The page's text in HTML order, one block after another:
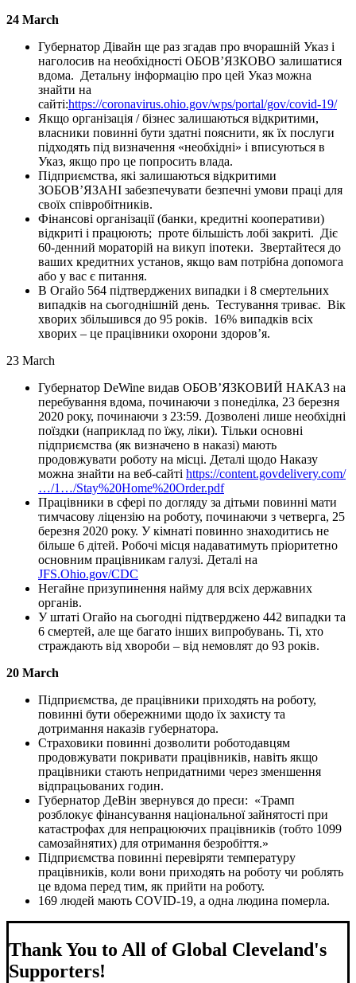
24 March
Губернатор Дівайн ще раз згадав про вчорашній Указ і
наголосив на необхідності ОБОВ’ЯЗКОВО залишатися
вдома. Детальну інформацію про цей Указ можна
знайти на
сайті:https://coronavirus.ohio.gov/wps/portal/gov/covid-19/
Якщо організація / бізнес залишаються відкритими,
власники повинні бути здатні пояснити, як їх послуги
підходять під визначення «необхідні» і вписуються в
Указ, якщо про це попросить влада.
Підприємства, які залишаються відкритими
ЗОБОВ’ЯЗАНІ забезпечувати безпечні умови праці для
своїх співробітників.
Фінансові організації (банки, кредитні кооперативи)
відкриті і працюють; проте більшість лобі закриті. Діє
60-денний мораторій на викуп іпотеки. Звертайтеся до
ваших кредитних установ, якщо вам потрібна допомога
або у вас є питання.
В Огайо 564 підтверджених випадки і 8 смертельних
випадків на сьогоднішній день. Тестування триває. Вік
хворих збільшився до 95 років. 16% випадків всіх
хворих – це працівники охорони здоров’я.
23 March
Губернатор DeWine видав ОБОВ’ЯЗКОВИЙ НАКАЗ на
перебування вдома, починаючи з понеділка, 23 березня
2020 року, починаючи з 23:59. Дозволені лише необхідні
поїздки (наприклад по їжу, ліки). Тільки основні
підприємства (як визначено в наказі) мають
продовжувати роботу на місці. Деталі щодо Наказу
можна знайти на веб-сайті https://content.govdelivery.com/
…/1…/Stay%20Home%20Order.pdf
Працівники в сфері по догляду за дітьми повинні мати
тимчасову ліцензію на роботу, починаючи з четверга, 25
березня 2020 року. У кімнаті повинно знаходитись не
більше 6 дітей. Робочі місця надаватимуть пріоритетно
основним працівникам галузі. Деталі на
JFS.Ohio.gov/CDC
Негайне призупинення найму для всіх державних
органів.
У штаті Огайо на сьогодні підтверджено 442 випадки та
6 смертей, але ще багато інших випробувань. Ті, хто
страждають від хвороби – від немовлят до 93 років.
20 March
Підприємства, де працівники приходять на роботу,
повинні бути обережними щодо їх захисту та
дотримання наказів губернатора.
Страховики повинні дозволити роботодавцям
продовжувати покривати працівників, навіть якщо
працівники стають непридатними через зменшення
відпрацьованих годин.
Губернатор ДеВін звернувся до преси: «Трамп
розблокує фінансування національної зайнятості при
катастрофах для непрацюючих працівників (тобто 1099
самозайнятих) для отримання безробіття.»
Підприємства повинні перевіряти температуру
працівників, коли вони приходять на роботу чи роблять
це вдома перед тим, як прийти на роботу.
169 людей мають COVID-19, а одна людина померла.
Thank You to All of Global Cleveland's
Supporters!